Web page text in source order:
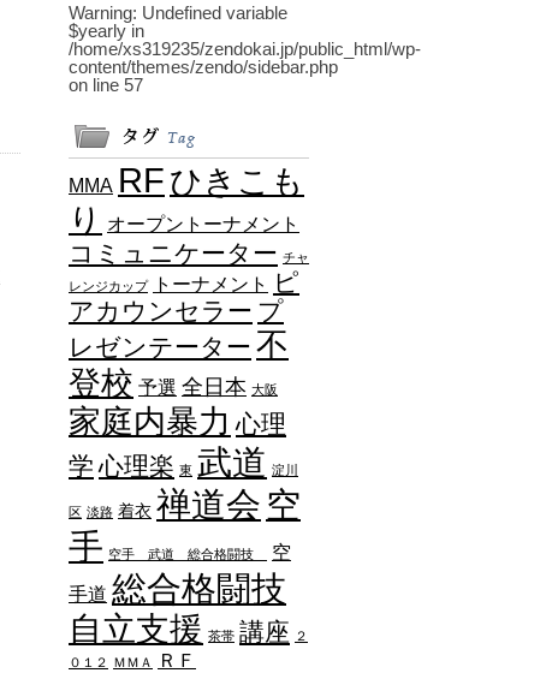
Warning: Undefined variable
$yearly in
/home/xs319235/zendokai.jp/public_html/wp-
content/themes/zendo/sidebar.php
on line 57
MMA RFひきこも
り
オープントーナメント
コミュニケーター チャ
レンジカップ
トーナメント
ピ
アカウンセラー プ
レゼンテーター 不
登校 予選 全日本 大阪
家庭内暴力 心理
学 心理楽 東 武道 淀川
区 淡路 着衣 禅道会 空
手 空手 武道 総合格闘技
空
手道 総合格闘技
自立支援 茶帯 講座
２
０１２
ＭＭＡ ＲＦ